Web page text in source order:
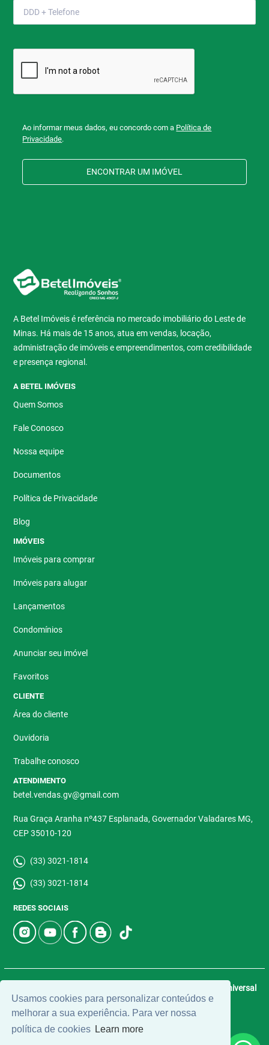
Usamos cookies para personalizar conteúdos e
melhorar a sua experiência. Para ver nossa
política de cookies Learn more
Ao informar meus dados, eu concordo com a Política de
Privacidade.
ENCONTRAR UM IMÓVEL
A Betel Imóveis é referência no mercado imobiliário do Leste de
Minas. Há mais de 15 anos, atua em vendas, locação,
administração de imóveis e empreendimentos, com credibilidade
e presença regional.
A BETEL IMÓVEIS
Quem Somos
Fale Conosco
Nossa equipe
Documentos
Política de Privacidade
Blog
IMÓVEIS
Imóveis para comprar
Imóveis para alugar
Lançamentos
Condomínios
Anunciar seu imóvel
Favoritos
CLIENTE
Área do cliente
Ouvidoria
Trabalhe conosco
ATENDIMENTO
betel.vendas.gv@gmail.com
Rua Graça Aranha nº437 Esplanada, Governador Valadares MG,
CEP 35010-120
(33) 3021-1814
(33) 3021-1814
REDES SOCIAIS
Universal
Software.